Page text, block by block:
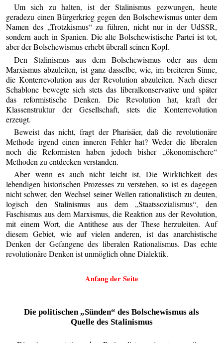
Um sich zu halten, ist der Stalinismus gezwungen, heute
geradezu einen Bürgerkrieg gegen den Bolschewismus unter dem
Namen des „Trotzkismus“ zu führen, nicht nur in der UdSSR,
sondern auch in Spanien. Die alte Bolschewistische Partei ist tot,
aber der Bolschewismus erhebt überall seinen Kopf.
Den Stalinismus aus dem Bolschewismus oder aus dem
Marxismus abzuleiten, ist ganz dasselbe, wie, im breiteren Sinne,
die Konterrevolution aus der Revolution abzuleiten. Nach dieser
Schablone bewegte sich stets das liberalkonservative und später
das reformistische Denken. Die Revolution hat, kraft der
Klassenstruktur der Gesellschaft, stets die Konterrevolution
erzeugt.
Beweist das nicht, fragt der Pharisäer, daß die revolutionäre
Methode irgend einen inneren Fehler hat? Weder die liberalen
noch die Reformisten haben jedoch bisher „ökonomischere“
Methoden zu entdecken verstanden.
Aber wenn es auch nicht leicht ist, Die Wirklichkeit des
lebendigen historischen Prozesses zu verstehen, so ist es dagegen
nicht schwer, den Wechsel seiner Wellen rationalistisch zu deuten,
logisch den Stalinismus aus dem „Staatssozialismus“, den
Faschismus aus dem Marxismus, die Reaktion aus der Revolution,
mit einem Wort, die Antithese aus der These herzuleiten. Auf
diesem Gebiet, wie auf vielen anderen, ist das anarchistische
Denken der Gefangene des liberalen Rationalismus. Das echte
revolutionäre Denken ist unmöglich ohne Dialektik.
Anfang der Seite
Die politischen „Sünden“ des Bolschewismus als
Quelle des Stalinismus